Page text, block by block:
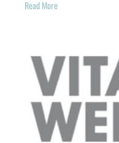
Read More